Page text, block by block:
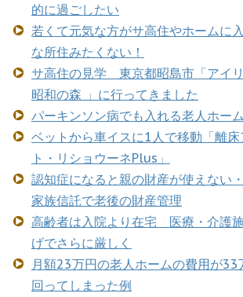
的に過ごしたい
若くて元気な方がサ高住やホームに
な所住みたくない！
サ高住の見学 東京都昭島市「アイ
昭和の森 」に行ってきました
パーキンソン病でも入れる老人ホー
ベットから車イスに1人で移動「離
ト・リショウーネPlus」
認知症になると親の財産が使えない
家族信託で老後の財産管理
高齢者は入院より在宅 医療・介護
げでさらに厳しく
月額23万円の老人ホームの費用が33
回ってしまった例